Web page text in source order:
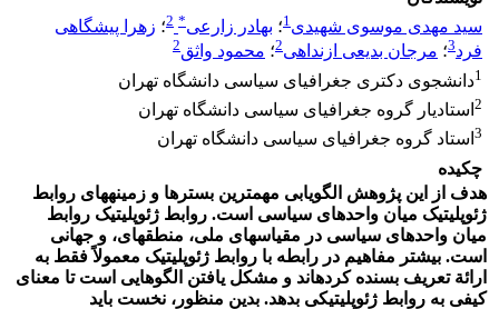
سید مهدی موسوی شهیدی1؛ بهادر زارعی*
2؛ زهرا پیشگاهی
فرد3؛ مرجان بدیعی ازنداهی2؛ محمود واثق2
1دانشجوی دکتری جغرافیای سیاسی دانشگاه تهران
2 استادیار گروه جغرافیای سیاسی دانشگاه تهران
3 استاد گروه جغرافیای سیاسی دانشگاه تهران
چکیده
هدف از این پژوهش الگویابی مهم‏ترین بسترها و زمینه‏های روابط
ژئوپلیتیک میان واحدهای سیاسی است. روابط ژئوپلیتیک روابط
میان واحدهای سیاسی در مقیاس‏های ملی، منطقه‏ای، و جهانی
است. بیشتر مفاهیم در رابطه با روابط ژئوپلیتیک معمولاً فقط به
ارائة تعریف بسنده کرده‏اند و مشکل یافتن الگوهایی است تا معنای
کیفی به روابط ژئوپلیتیکی بدهد. بدین منظور، نخست باید